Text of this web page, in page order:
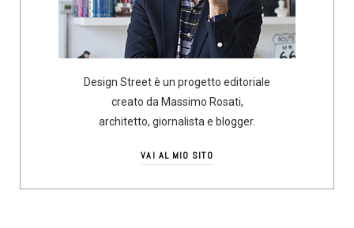
Design Street è un progetto editoriale
creato da Massimo Rosati,
architetto, giornalista e blogger.
VAI AL MIO SITO